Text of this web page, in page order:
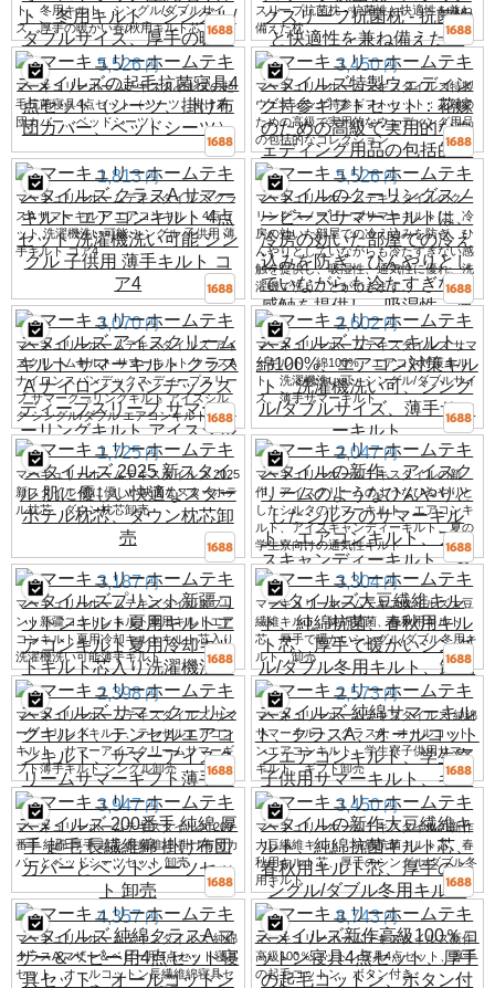
ト、冬用キルト、シングル/ダブルサイ
ズ、厚手の暖かい春/秋用キルト芯
スリープ抗菌枕 - 抗菌性と快適性を兼ね
備えた枕
5,526 円
マーキュリーホームテキスタイルズの起
毛抗菌寝具4点セット（シーツ、掛け布
団カバー、ベッドシーツ）
3,450 円
マーキュリーホームテキスタイルズ特製
ウェディング持参ギフトセット：花嫁の
ための高級で実用的なウェディング用品
の包括的なコレクション
1,813 円
マーキュリーホームテキスタイルズ クラ
スA サマーキルト エアコンキルト 4点セ
ット 洗濯機洗い可能 シングル 子供用 薄
手キルト コア4
5,526 円
マーキュリーホームテキスタイルのクー
リングスノービーズサマーキルトは、冷
房の効いた部屋での冷え込みを防ぎ、ひ
んやりとしていながらも冷たすぎない感
触を提供し、吸湿性、通気性に優れ、洗
濯機で洗うことができます。
3,070 円
マーキュリーホームテキスタイルズ アイ
スクリームキルト サマーキルト クラスA
ナイロンスパンデックス ディープスリー
プ サマークーリングキルト アイスシル
ク シングル/ダブル エアコンキルト
2,602 円
マーキュリーホームテキスタイルズ サマ
ーキルト、綿100%、エアコン対策キル
ト、洗濯機洗い可、シングル/ダブルサイ
ズ、薄手サマーキルト
1,725 円
マーキュリーホームテキスタイルズ 2025
新スタイル 肌に優しい快適なスターホテ
ル枕芯、ダウン枕芯卸売
2,047 円
マーキュリーホームテキスタイルの新
作、アイスクリームのようなひんやりと
したシルクのサマーキルト、エアコンキ
ルト、アイスキャンディーキルト、夏の
学生寮向けの通気性キルト
3,187 円
マーキュリーホームテキスタイルズプリ
ント新疆コットンキルト夏用キルトエア
コンキルト夏用冷却キルトキルト芯入り
洗濯機洗い可能薄手キルト
3,304 円
マーキュリーホームテキスタイルズ大豆
繊維キルト、純綿抗菌、春秋用キルト
芯、厚手で暖かいシングル/ダブル冬用キ
ルト、卸売
2,398 円
マーキュリーホームテキスタイルズ サマ
ークーリングキルト、テンセルエアコン
キルト、サマーアイスクリームサマーギ
フト薄手キルト シングル卸売
2,573 円
マーキュリーホームテキスタイルズ 純綿
サマーキルト、クラスA、オールコット
ンエアコンキルト、学生寮子供用サマー
キルト、ギフト卸売
3,947 円
マーキュリーホームテキスタイルズ 200
番手 純綿 厚手 起毛 長繊維綿 掛け布団カ
バーとベッドシーツセット 卸売
3,450 円
マーキュリーホームテキスタイルの新作
大豆繊維キルト、純綿抗菌キルト芯、春
秋用キルト芯、厚手のシングル/ダブル冬
用キルト
4,357 円
マーキュリーホームテキスタイルズ 純綿
クラスA マザー＆ベビー用4点セット寝具
セット、オールコットン長繊維綿寝具セ
8,743 円
マーキュリーホームテキスタイルズ新作
高級100％コットン寝具4点セット、厚手
の起毛コットン、ボタン付き